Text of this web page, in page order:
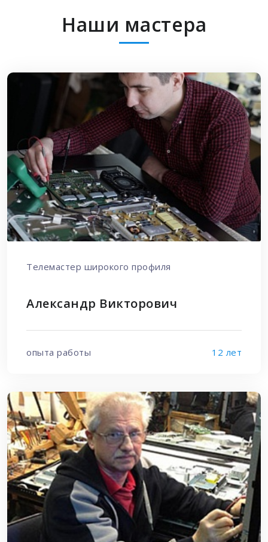
Наши мастера
Телемастер широкого профиля
Александр Викторович
опыта работы 12 лет